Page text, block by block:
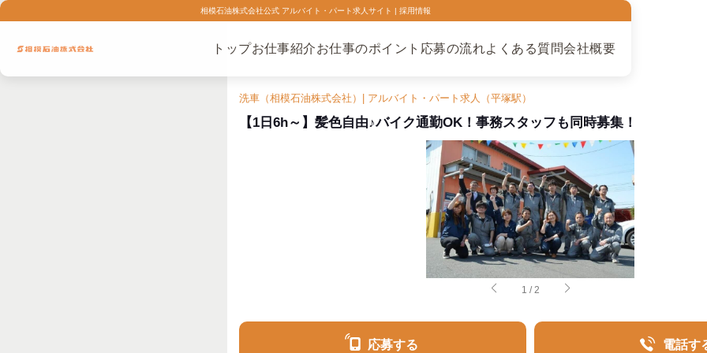
相模石油株式会社公式 アルバイト・パート求人サイト | 採用情報
トップお仕事紹介お仕事のポイント 応募の流れよくある質問会社概要
洗車（相模石油株式会社）| アルバイト・パート求人（平塚駅）
【1日6h～】髪色自由♪バイク通勤OK！事務スタッフも同時募集！
1 /2
応募する 電話す